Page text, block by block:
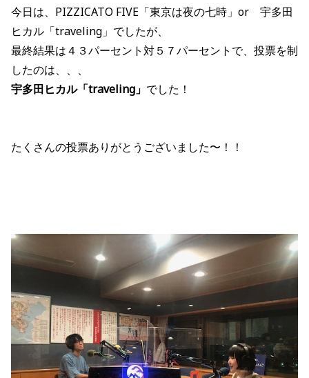
今日は、PIZZICATO FIVE 「東京は夜の七時 」 or 宇多田
ヒカル 「traveling 」 でしたが、
最終結果は４３パーセント対５７パーセントで、投票を制
したのは、、、
宇多田ヒカル「traveling」 でした！
たくさんの投票ありがとうございました〜！！